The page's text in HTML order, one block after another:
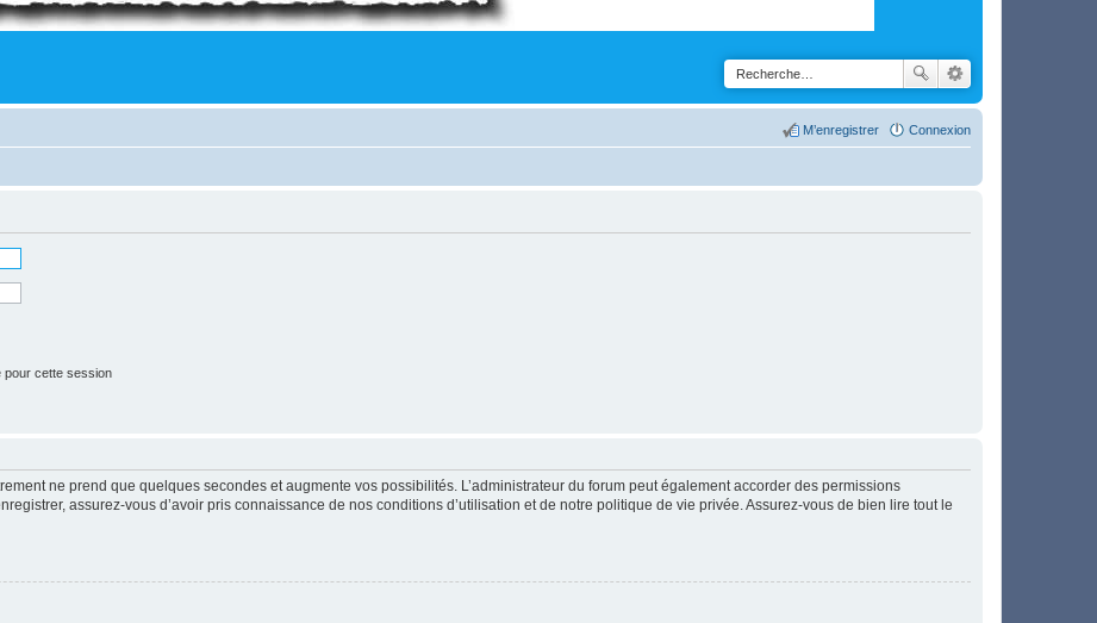
Connexion
M’enregistrer
pour cette session
ne prend que quelques secondes et augmente vos possibilités. L’administrateur du forum peut également accorder des permissions
assurez-vous d’avoir pris connaissance de nos conditions d’utilisation et de notre politique de vie privée. Assurez-vous de bien lire tout le